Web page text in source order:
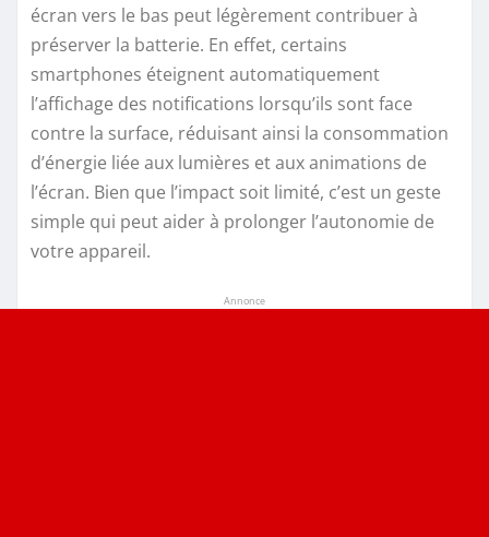
écran vers le bas peut légèrement contribuer à
préserver la batterie. En effet, certains
smartphones éteignent automatiquement
l’affichage des notifications lorsqu’ils sont face
contre la surface, réduisant ainsi la consommation
d’énergie liée aux lumières et aux animations de
l’écran. Bien que l’impact soit limité, c’est un geste
simple qui peut aider à prolonger l’autonomie de
votre appareil.
Annonce